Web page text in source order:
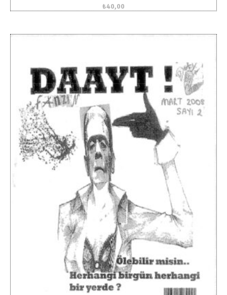
₺40,00